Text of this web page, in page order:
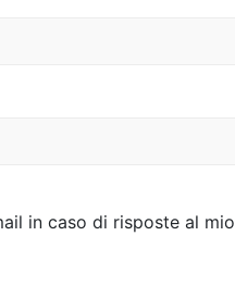
in caso di risposte al mio